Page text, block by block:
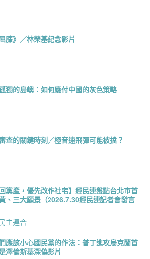
膝》／林榮基紀念影片
獨的島嶼：如何應付中國的灰色策略
查的關鍵時刻／極音速飛彈可能被擋？
回黨產，優先改作社宅】經民連盤點台北市首
、三大願景（2026.7.30經民連記者會發言
主連合
應該小心國民黨的作法：普丁進攻烏克蘭首
澤倫斯基深偽影片